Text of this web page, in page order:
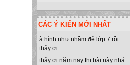
CÁC Ý KIẾN MỚI NHẤT
à hình như nhầm đề lớp 7 rồi
thầy ơi...
thầy ơi năm nay thi bài này nhá